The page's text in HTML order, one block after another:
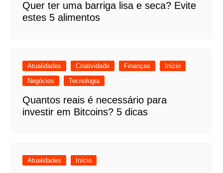
Quer ter uma barriga lisa e seca? Evite
estes 5 alimentos
Atualidades Criatividade Finanças
Início
Negócios
Tecnologia
Quantos reais é necessário para
investir em Bitcoins? 5 dicas
Atualidades Início